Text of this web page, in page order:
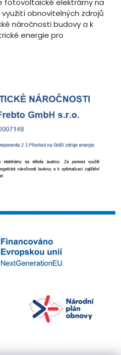
fotovoltaické elektrárny na
obnovitelných zdrojů
náročnosti budovy a k
energie pro